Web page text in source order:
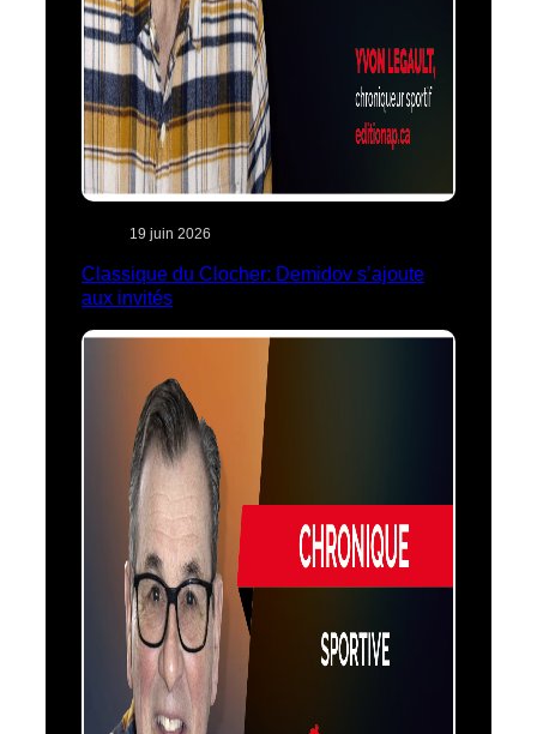
19 juin 2026
Classique du Clocher: Demidov s’ajoute
aux invités